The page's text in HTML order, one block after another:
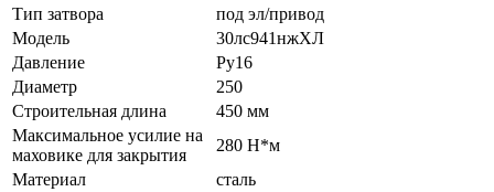
Тип затвора
под эл/привод
Модель
30лс941нжХЛ
Давление
Ру16
Диаметр
250
Строительная длина
450 мм
Максимальное усилие на
маховике для закрытия
280 Н*м
Материал
сталь